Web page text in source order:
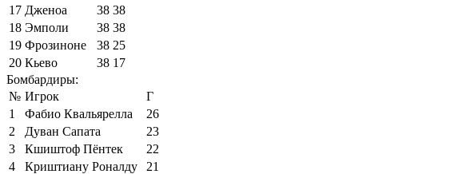
17 Дженоа 38 38
18 Эмполи 38 38
19 Фрозиноне 38 25
20 Кьево 38 17
Бомбардиры:
№ Игрок
Г
1
Фабио Квальярелла
26
2
Дуван Сапата
23
3
Кшиштоф Пёнтек
22
4
Криштиану Роналду
21